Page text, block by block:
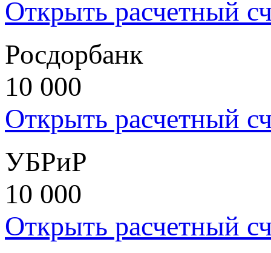
Открыть расчетный
Росдорбанк
10 000
Открыть расчетный
УБРиР
10 000
Открыть расчетный